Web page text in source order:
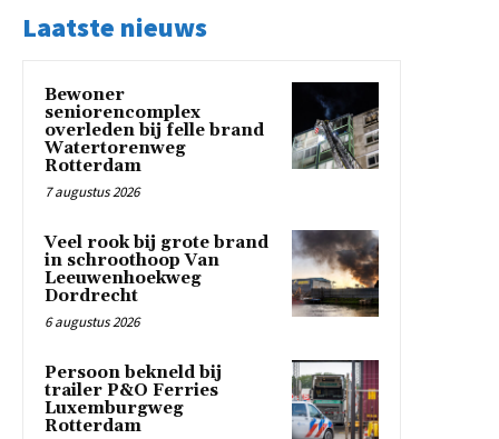
Laatste nieuws
Bewoner
seniorencomplex
overleden bij felle brand
Watertorenweg
Rotterdam
7 augustus 2026
Veel rook bij grote brand
in schroothoop Van
Leeuwenhoekweg
Dordrecht
6 augustus 2026
Persoon bekneld bij
trailer P&O Ferries
Luxemburgweg
Rotterdam